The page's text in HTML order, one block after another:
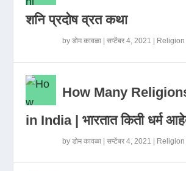
शनि प्रदोष व्रत कथा
byडोम कावळा |सप्टेंबर 4, 2021 Religion
How Many
in India | भारतात किती धर्म
byडोम कावळा |सप्टेंबर 4, 2021 Religion